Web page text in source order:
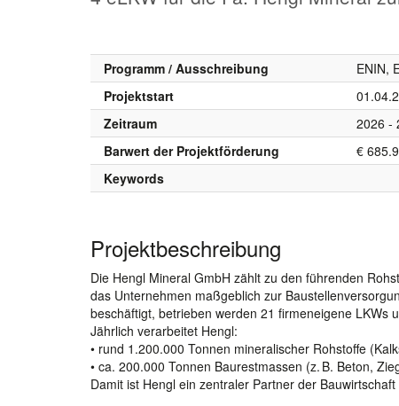
Programm / Ausschreibung ENIN,
Projektstart
Zeitraum
2026 -
Barwert der Projektförderung
€
Keywords
Projektbeschreibung
Die Hengl Mineral GmbH zählt zu den führenden
das Unternehmen maßgeblich zur
beschäftigt, betrieben werden 21 firmeneigene LKWs
Jährlich verarbeitet Hengl:
• rund 1.200.000 Tonnen mineralischer Rohstoffe
• ca. 200.000 Tonnen Baurestmassen (z. B. Beton,
Damit ist Hengl ein zentraler Partner der